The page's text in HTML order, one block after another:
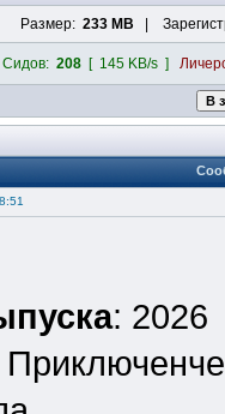
Размер: 233 MB |
Сидов: 208[ 145 KB/s ]
: 2026